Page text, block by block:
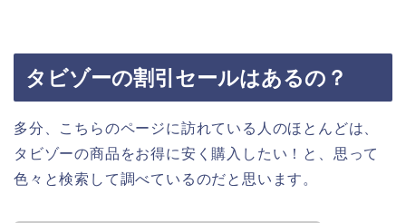
タビゾーの割引セールはあるの？
多分、こちらのページに訪れている人のほとんどは、
タビゾーの商品をお得に安く購入したい！と、思って
色々と検索して調べているのだと思います。